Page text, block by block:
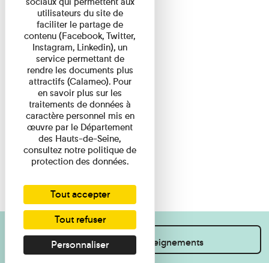
Je souhaite des renseignements
utilisateurs du site de
faciliter le partage de
contenu (Facebook, Twitter,
Instagram, Linkedin), un
service permettant de
rendre les documents plus
attractifs (Calameo). Pour
en savoir plus sur les
traitements de données à
caractère personnel mis en
œuvre par le Département
des Hauts-de-Seine,
consultez notre politique de
protection des données.
Tout accepter
Tout refuser
Personnaliser